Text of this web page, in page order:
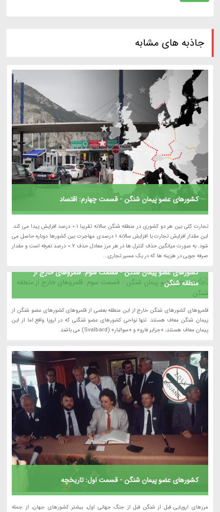
جاذبه های مشابه
کشورهای عضو پیمان شنگن - قسمت چهارم: اقتصاد
تجارت کلی بین هر دو کشوری در منطقه شنگن سالانه تقریبا 0.1 درصد افزایش پیدا می کند.
این مقدار افزایش تجارت با افزایش سالانه 1 درصدی مهاجرت بین کشورها دوباره حاصل می
شود. به صورت میانگین حذف کنترل ها در هر مرز معادل حذف 0.7 درصد تعرفه است و مقدار
صرفه جویی در هزینه ها که در یک مسیر تجاری...
کشورهای عضو پیمان شنگن - قسمت سوم: قلمروهای خارج از
منطقه شنگن
قلمروهای کشورهای شنگن خارج از این منطقه بعضی از قلمروهای کشورهای عضو شنگن از
پیمان شنگن معاف هستند. تنها نواحی کشورهای عضو شنگنی که در اروپا واقع اما از این
پیمان معاف هستند، «جزایر فارو» و «سوالبار» (Svalbard) می باشند.
کشورهای عضو پیمان شنگن - قسمت اول: تاریخچه
مرزهای اروپایی قبل از شنگن قبل از جنگ جهانی اول، بیشتر کشورهای جهان، از جمله